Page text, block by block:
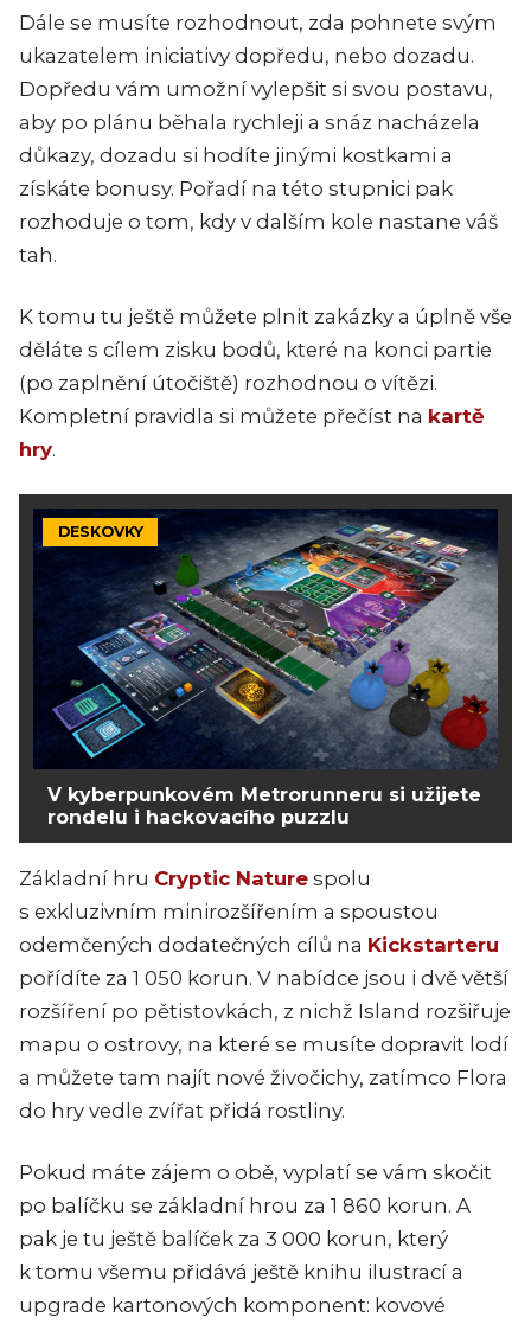
Dále se musíte rozhodnout, zda pohnete svým
ukazatelem iniciativy dopředu, nebo dozadu.
Dopředu vám umožní vylepšit si svou postavu,
aby po plánu běhala rychleji a snáz nacházela
důkazy, dozadu si hodíte jinými kostkami a
získáte bonusy. Pořadí na této stupnici pak
rozhoduje o tom, kdy v dalším kole nastane váš
tah.
K tomu tu ještě můžete plnit zakázky a úplně vše
děláte s cílem zisku bodů, které na konci partie
(po zaplnění útočiště) rozhodnou o vítězi.
Kompletní pravidla si můžete přečíst na kartě
hry.
DESKOVKY
V kyberpunkovém Metrorunneru si užijete
rondelu i hackovacího puzzlu
Základní hru Cryptic Nature spolu
s exkluzivním minirozšířením a spoustou
odemčených dodatečných cílů na Kickstarteru
pořídíte za 1 050 korun. V nabídce jsou i dvě větší
rozšíření po pětistovkách, z nichž Island rozšiřuje
mapu o ostrovy, na které se musíte dopravit lodí
a můžete tam najít nové živočichy, zatímco Flora
do hry vedle zvířat přidá rostliny.
Pokud máte zájem o obě, vyplatí se vám skočit
po balíčku se základní hrou za 1 860 korun. A
pak je tu ještě balíček za 3 000 korun, který
k tomu všemu přidává ještě knihu ilustrací a
upgrade kartonových komponent: kovové